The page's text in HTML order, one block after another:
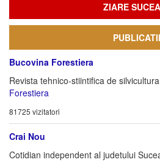
ZIARE
PUBLICATII
Bucovina Forestiera
Revista tehnico-stiintifica de silvicultura
Forestiera
81725 vizitatori
Crai Nou
Cotidian independent al judetului